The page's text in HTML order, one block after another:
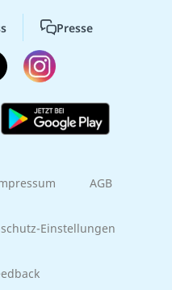
Presse
AGB
Einstellungen